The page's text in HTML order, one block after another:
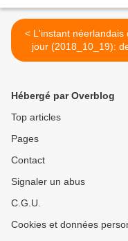
< L'instant néerlandais du
jour (2018_10_19):
grondwet
Hébergé par Overblog
Top articles
Pages
Contact
Signaler un abus
C.G.U.
Cookies et données